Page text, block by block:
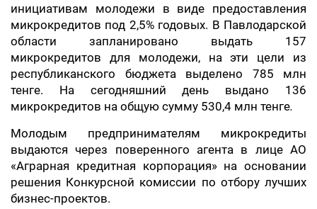
инициативам молодежи в виде предоставления
микрокредитов под 2,5% годовых. В Павлодарской
области запланировано выдать 157
микрокредитов для молодежи, на эти цели из
республиканского бюджета выделено 785 млн
тенге. На сегодняшний день выдано 136
микрокредитов на общую сумму 530,4 млн тенге.
Молодым предпринимателям микрокредиты
выдаются через поверенного агента в лице АО
«Аграрная кредитная корпорация» на основании
решения Конкурсной комиссии по отбору лучших
бизнес-проектов.